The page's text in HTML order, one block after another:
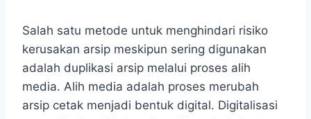
Salah satu metode untuk menghindari risiko
kerusakan arsip meskipun sering digunakan
adalah duplikasi arsip melalui proses alih
media. Alih media adalah proses merubah
arsip cetak menjadi bentuk digital. Digitalisasi